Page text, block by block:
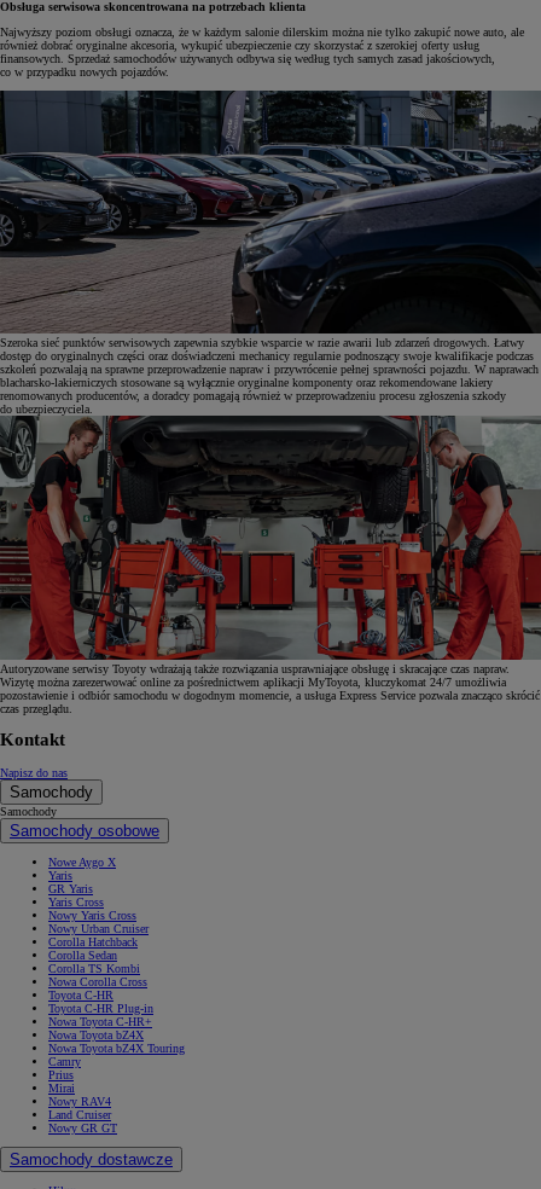
Obsługa serwisowa skoncentrowana na potrzebach klienta
Najwyższy poziom obsługi oznacza, że w każdym salonie dilerskim można nie tylko zakupić nowe auto, ale
również dobrać oryginalne akcesoria, wykupić ubezpieczenie czy skorzystać z szerokiej oferty usług
finansowych. Sprzedaż samochodów używanych odbywa się według tych samych zasad jakościowych,
co w przypadku nowych pojazdów.
Szeroka sieć punktów serwisowych zapewnia szybkie wsparcie w razie awarii lub zdarzeń drogowych. Łatwy
dostęp do oryginalnych części oraz doświadczeni mechanicy regularnie podnoszący swoje kwalifikacje podczas
szkoleń pozwalają na sprawne przeprowadzenie napraw i przywrócenie pełnej sprawności pojazdu. W naprawach
blacharsko-lakierniczych stosowane są wyłącznie oryginalne komponenty oraz rekomendowane lakiery
renomowanych producentów, a doradcy pomagają również w przeprowadzeniu procesu zgłoszenia szkody
do ubezpieczyciela.
Autoryzowane serwisy Toyoty wdrażają także rozwiązania usprawniające obsługę i skracające czas napraw.
Wizytę można zarezerwować online za pośrednictwem aplikacji MyToyota, kluczykomat 24/7 umożliwia
pozostawienie i odbiór samochodu w dogodnym momencie, a usługa Express Service pozwala znacząco skrócić
czas przeglądu.
Kontakt
Napisz do nas
Samochody
Samochody
Samochody osobowe
Nowe Aygo X
Yaris
GR Yaris
Yaris Cross
Nowy Yaris Cross
Nowy Urban Cruiser
Corolla Hatchback
Corolla Sedan
Corolla TS Kombi
Nowa Corolla Cross
Toyota C-HR
Toyota C-HR Plug-in
Nowa Toyota C-HR+
Nowa Toyota bZ4X
Nowa Toyota bZ4X Touring
Camry
Prius
Mirai
Nowy RAV4
Land Cruiser
Nowy GR GT
Samochody dostawcze